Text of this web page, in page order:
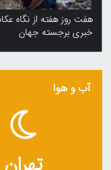
هفت روز هفته از نگاه
خبری برجسته جهان
آب و هوا